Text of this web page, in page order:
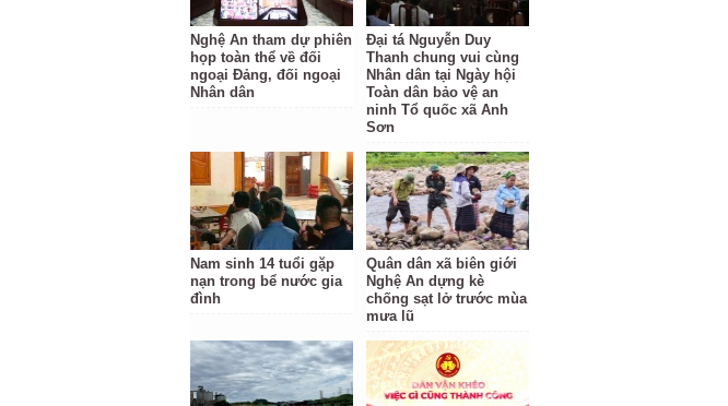
Nghệ An tham dự phiên
họp toàn thể về đối
ngoại Đảng, đối ngoại
Nhân dân
Đại tá Nguyễn Duy
Thanh chung vui cùng
Nhân dân tại Ngày hội
Toàn dân bảo vệ an
ninh Tổ quốc xã Anh
Sơn
Nam sinh 14 tuổi gặp
nạn trong bể nước gia
đình
Quân dân xã biên giới
Nghệ An dựng kè
chống sạt lở trước mùa
mưa lũ